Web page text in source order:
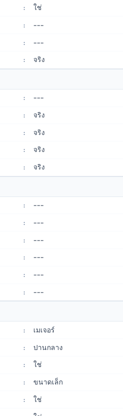
: ใช่
: ---
: ---
: จริง
: ---
: จริง
: จริง
: จริง
: จริง
: ---
: ---
: ---
: ---
: ---
: ---
: เมเจอร์
: ปานกลาง
: ใช่
: ขนาดเล็ก
: ใช่